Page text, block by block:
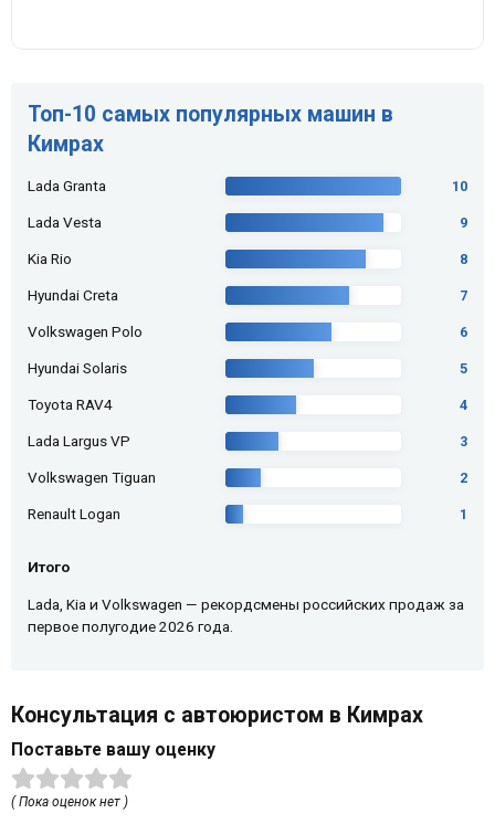
Топ-10 самых популярных машин в
Кимрах
Lada Granta 10
Lada Vesta 9
Kia Rio 8
Hyundai Creta 7
Volkswagen Polo 6
Hyundai Solaris 5
Toyota RAV4 4
Lada Largus VP 3
Volkswagen Tiguan 2
Renault Logan 1
Итого
Lada, Kia и Volkswagen — рекордсмены российских продаж за
первое полугодие 2026 года.
Консультация с автоюристом в Кимрах
Поставьте вашу оценку
( Пока оценок нет )